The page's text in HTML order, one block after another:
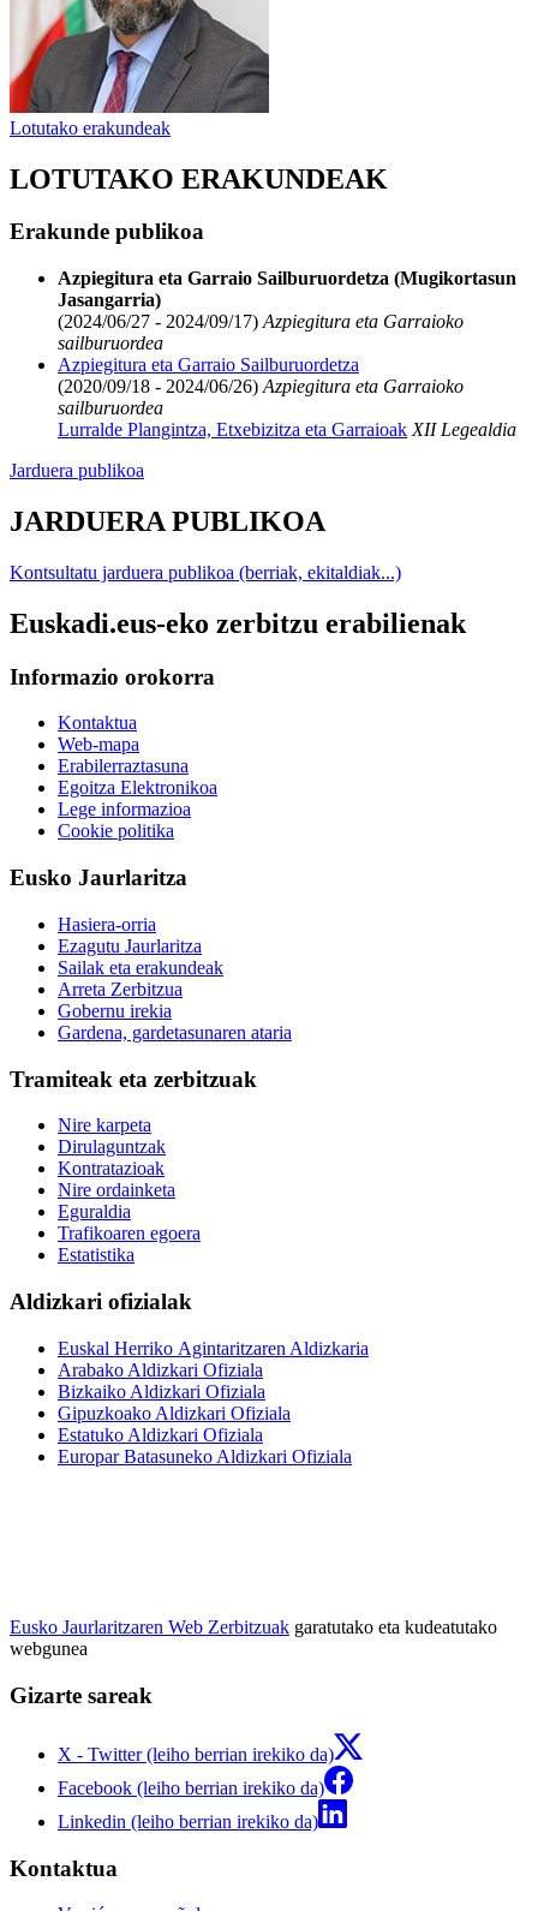
Lotutako erakundeak
LOTUTAKO ERAKUNDEAK
Erakunde publikoa
Azpiegitura eta Garraio Sailburuordetza (Mugikortasun
Jasangarria)
(2024/06/27 - 2024/09/17) Azpiegitura eta Garraioko
sailburuordea
Azpiegitura eta Garraio Sailburuordetza
(2020/09/18 - 2024/06/26) Azpiegitura eta Garraioko
sailburuordea
Lurralde Plangintza, Etxebizitza eta Garraioak XII Legealdia
Jarduera publikoa
JARDUERA PUBLIKOA
Kontsultatu jarduera publikoa (berriak, ekitaldiak...)
Euskadi.eus-eko zerbitzu erabilienak
Informazio orokorra
Kontaktua
Web-mapa
Erabilerraztasuna
Egoitza Elektronikoa
Lege informazioa
Cookie politika
Eusko Jaurlaritza
Hasiera-orria
Ezagutu Jaurlaritza
Sailak eta erakundeak
Arreta Zerbitzua
Gobernu irekia
Gardena, gardetasunaren ataria
Tramiteak eta zerbitzuak
Nire karpeta
Dirulaguntzak
Kontratazioak
Nire ordainketa
Eguraldia
Trafikoaren egoera
Estatistika
Aldizkari ofizialak
Euskal Herriko Agintaritzaren Aldizkaria
Arabako Aldizkari Ofiziala
Bizkaiko Aldizkari Ofiziala
Gipuzkoako Aldizkari Ofiziala
Estatuko Aldizkari Ofiziala
Europar Batasuneko Aldizkari Ofiziala
Eusko Jaurlaritzaren Web Zerbitzuak garatutako eta kudeatutako
webgunea
Gizarte sareak
X - Twitter (leiho berrian irekiko da)
Facebook (leiho berrian irekiko da)
Linkedin (leiho berrian irekiko da)
Kontaktua